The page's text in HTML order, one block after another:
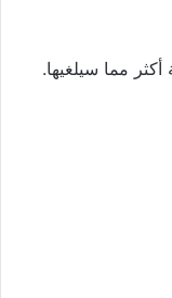
مما سيلغيها.